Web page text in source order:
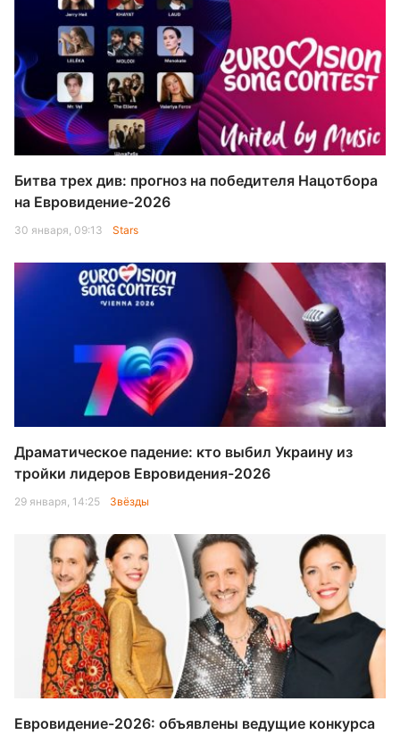
Битва трех див: прогноз на победителя Нацотбора
на Евровидение-2026
30 января, 09:13 Stars
Драматическое падение: кто выбил Украину из
тройки лидеров Евровидения-2026
29 января, 14:25 Звёзды
Евровидение-2026: объявлены ведущие конкурса